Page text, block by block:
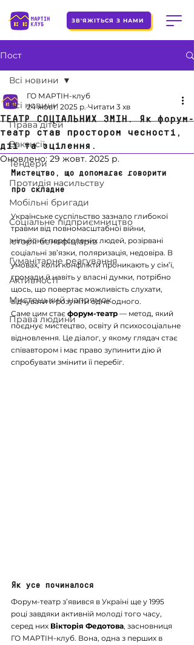
ЗВ'ЯЖІТЬСЯ З НАМИ
Пост
Всі новини
Права дітей
Вакансії
Тендери
Протидія насильству
Мобільні бригади
Соціальне підприємництво
Історії бенефіціарів
Гуманітарне реагування
Активності
Мистецький напрямок
Права людини
Всі новини
ТЕАТР СОЦІАЛЬНИХ ЗМІН. Як форум-
театр став простором чесності,
дії та зцілення.
ГО МАРТІН-клуб
24 жовт. 2025 р. Читати 3 хв
Оновлено: 29 жовт. 2025 р.
Мистецтво, що допомагає говорити
про складне
Українське суспільство зазнало глибокої
травми від повномасштабної війни,
мільйони переселених людей, розірвані
соціальні зв’язки, поляризація, недовіра. В
умовах, коли конфлікти проникають у сім’ї,
громади й навіть у власні думки, потрібно
щось, що повертає можливість слухати,
відчувати й розуміти одне одного.
Саме цим стає форум-театр — метод, який
поєднує мистецтво, освіту й психосоціальне
відновлення. Це діалог, у якому глядач стає
співавтором і має право зупинити дію й
спробувати змінити її перебіг.
Як усе починалося
Форум-театр з’явився в Україні ще у 1995
році завдяки активній молоді того часу,
серед них Вікторія Федотова, засновниця
ГО МАРТІН-клуб. Вона, одна з перших в